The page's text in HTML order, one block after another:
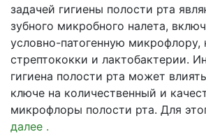
задачей гигиены полости рта
зубного микробного налета,
условно-патогенную микрофлору,
стрептококки и лактобактерии.
гигиена полости рта может
ключе на количественный и
микрофлоры полости рта. Для
далее .